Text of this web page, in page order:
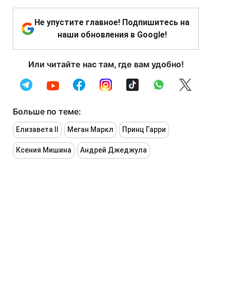
Не упустите главное! Подпишитесь на
наши обновления в Google!
Или читайте нас там, где вам удобно!
Больше по теме:
Елизавета II Меган Маркл Принц Гарри
Ксения Мишина Андрей Джеджула